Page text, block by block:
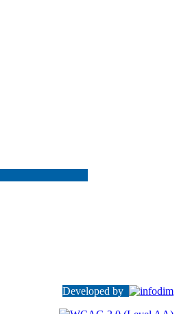
Developed by